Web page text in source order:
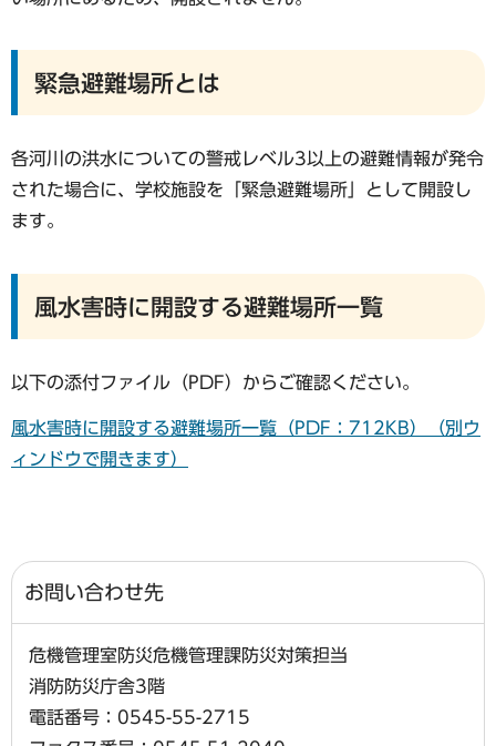
緊急避難場所とは
各河川の洪水についての警戒レベル3以上の避難情報が発令
された場合に、学校施設を「緊急避難場所」として開設し
ます。
風水害時に開設する避難場所一覧
以下の添付ファイル（PDF）からご確認ください。
風水害時に開設する避難場所一覧（PDF：712KB）（別ウ
ィンドウで開きます）
お問い合わせ先
危機管理室防災危機管理課防災対策担当
消防防災庁舎3階
電話番号：0545-55-2715